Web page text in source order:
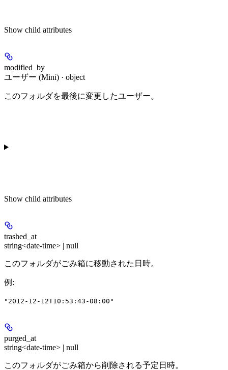
Show child attributes
modified_by
ユーザー (Mini) · object
このフォルダを最後に変更したユーザー。
Show child attributes
trashed_at
string<date-time> | null
このフォルダがごみ箱に移動された日時。
例 :
"2012-12-12T10:53:43-08:00"
purged_at
string<date-time> | null
このフォルダがごみ箱から削除される予定日時。